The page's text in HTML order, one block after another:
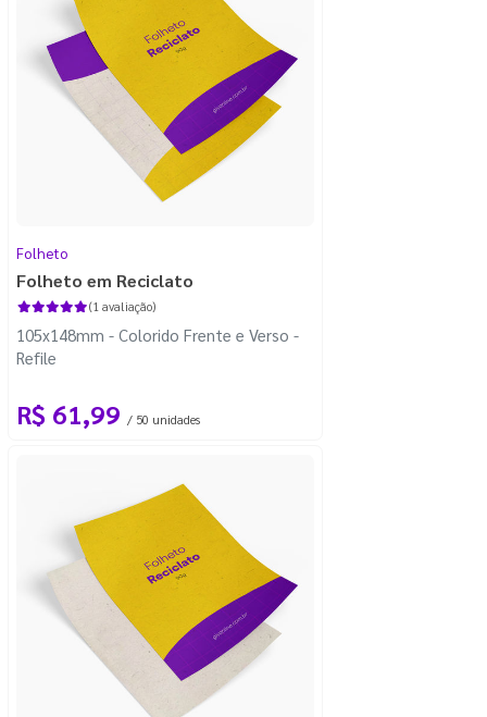
Folheto
Folheto em Reciclato
(1 avaliação)
105x148mm - Colorido Frente e Verso -
Refile
R$ 61,99 / 50 unidades